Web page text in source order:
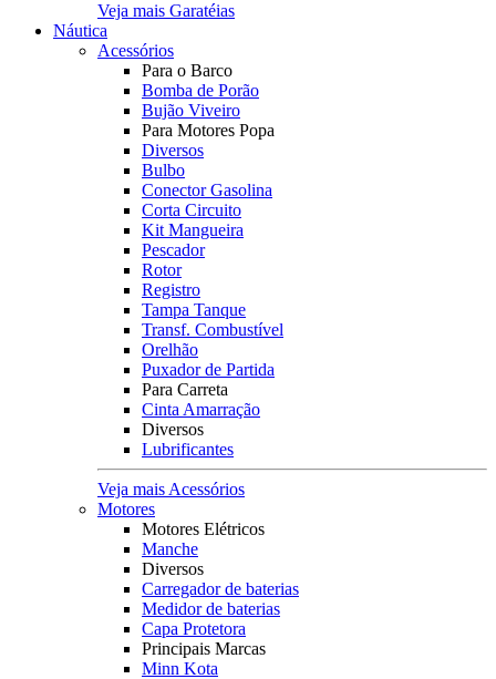
Veja mais Garatéias
Náutica
Acessórios
Para o Barco
Bomba de Porão
Bujão Viveiro
Para Motores Popa
Diversos
Bulbo
Conector Gasolina
Corta Circuito
Kit Mangueira
Pescador
Rotor
Registro
Tampa Tanque
Transf. Combustível
Orelhão
Puxador de Partida
Para Carreta
Cinta Amarração
Diversos
Lubrificantes
Veja mais Acessórios
Motores
Motores Elétricos
Manche
Diversos
Carregador de baterias
Medidor de baterias
Capa Protetora
Principais Marcas
Minn Kota